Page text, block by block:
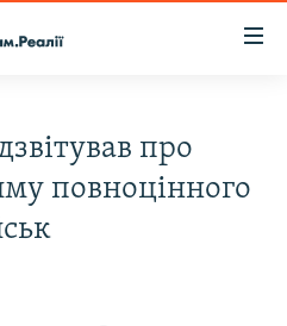
про
повноцінного